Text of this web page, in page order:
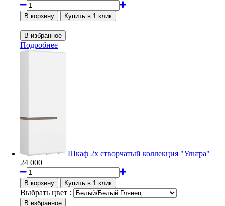
Подробнее
Шкаф 2х створчатый коллекция "Ультра"
24 000
Выбрать цвет :